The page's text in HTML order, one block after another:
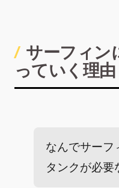
サーフィン
っていく理由
なんでサーフ
タンクが必要